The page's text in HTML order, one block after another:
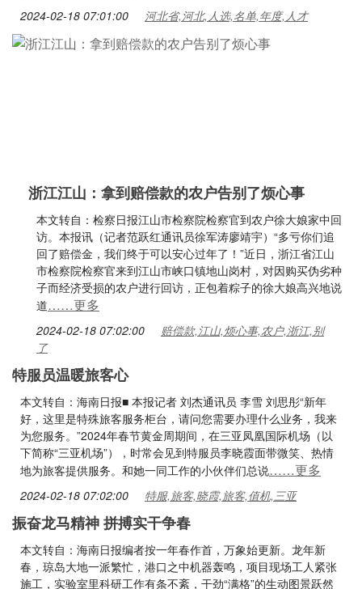
2024-02-18 07:01:00 河北省,河北,人选,名单,年度,人才
浙江江山：拿到赔偿款的农户告别了烦心事
本文转自：检察日报江山市检察院检察官到农户徐大娘家中回
访。本报讯（记者范跃红通讯员徐军涛廖靖宇）“多亏你们追
回了赔偿金，我们终于可以安心过年了！”近日，浙江省江山
市检察院检察官来到江山市峡口镇地山岗村，对因购买伪劣种
子而经济受损的农户进行回访，正包着粽子的徐大娘高兴地说
道……更多
2024-02-18 07:02:00
赔偿款,江山,烦心事,农户,浙江,别
了
特服员温暖旅客心
本文转自：海南日报■ 本报记者 刘杰通讯员 李雪 刘思彤“新年
好，这里是特殊旅客服务柜台，请问您需要办理什么业务，我来
为您服务。”2024年春节黄金周期间，在三亚凤凰国际机场（以
下简称“三亚机场”），时常会见到特服员李晓霞面带微笑、热情
地为旅客提供服务。和她一同工作的小伙伴们总说……更多
2024-02-18 07:02:00 特服,旅客,晓霞,旅客,值机,三亚
振奋龙马精神 拼搏实干争春
本文转自：海南日报编者按一年春作首，万象始更新。龙年新
春，琼岛大地一派繁忙，港口之中机器轰鸣，项目现场工人紧张
施工，实验室里科研工作有条不紊，干劲“满格”的生动图景跃然